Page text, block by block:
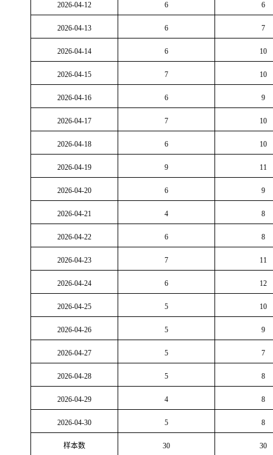
2026-04-12 6 6
2026-04-13 6 7
2026-04-14 6 10
2026-04-15 7 10
2026-04-16 6 9
2026-04-17 7 10
2026-04-18 6 10
2026-04-19 9 11
2026-04-20 6 9
2026-04-21 4 8
2026-04-22 6 8
2026-04-23 7 11
2026-04-24 6 12
2026-04-25 5 10
2026-04-26 5 9
2026-04-27 5 7
2026-04-28 5 8
2026-04-29 4 8
2026-04-30 5 8
样本数 30 30